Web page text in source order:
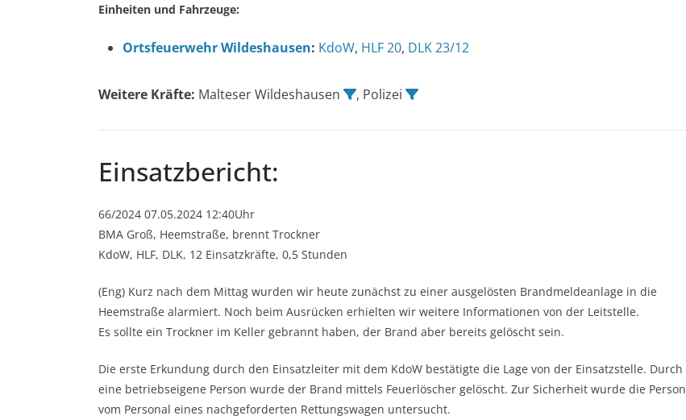
Einheiten und Fahrzeuge:
Ortsfeuerwehr Wildeshausen: KdoW, HLF 20, DLK 23/12
Weitere Kräfte: Malteser Wildeshausen , Polizei
Einsatzbericht:
66/2024 07.05.2024 12:40Uhr
BMA Groß, Heemstraße, brennt Trockner
KdoW, HLF, DLK, 12 Einsatzkräfte, 0,5 Stunden
(Eng) Kurz nach dem Mittag wurden wir heute zunächst zu einer ausgelösten Brandmeldeanlage in die
Heemstraße alarmiert. Noch beim Ausrücken erhielten wir weitere Informationen von der Leitstelle.
Es sollte ein Trockner im Keller gebrannt haben, der Brand aber bereits gelöscht sein.
Die erste Erkundung durch den Einsatzleiter mit dem KdoW bestätigte die Lage von der Einsatzstelle. Durch
eine betriebseigene Person wurde der Brand mittels Feuerlöscher gelöscht. Zur Sicherheit wurde die Person
vom Personal eines nachgeforderten Rettungswagen untersucht.